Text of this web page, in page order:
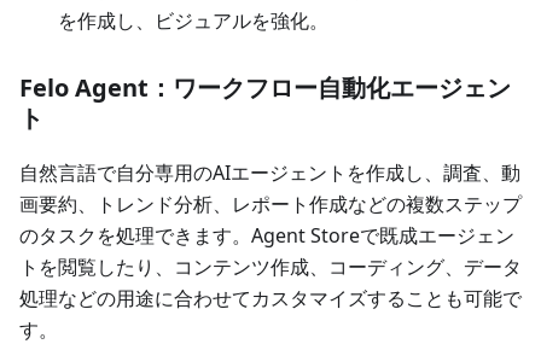
を作成し、ビジュアルを強化。
Felo Agent：ワークフロー自動化エージェン
ト
自然言語で自分専用のAIエージェントを作成し、調査、動
画要約、トレンド分析、レポート作成などの複数ステップ
のタスクを処理できます。Agent Storeで既成エージェン
トを閲覧したり、コンテンツ作成、コーディング、データ
処理などの用途に合わせてカスタマイズすることも可能で
す。